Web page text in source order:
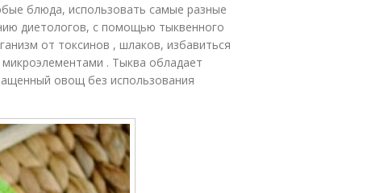
блюда, использовать самые разные
диетологов, с помощью тыквенного
от токсинов , шлаков, избавиться
. Тыква обладает
овощ без использования